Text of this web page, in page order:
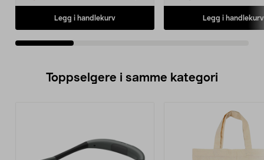
Legg i handlekurv Legg i handlekurv
Toppselgere i samme kategori